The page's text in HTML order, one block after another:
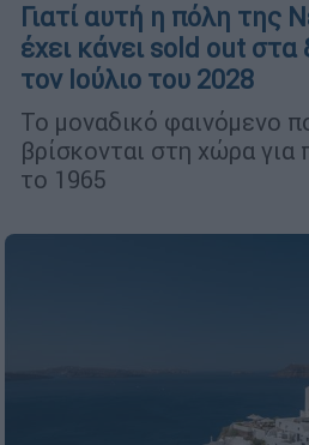
Γιατί αυτή η πόλη της
έχει κάνει sold out στα
τον Ιούλιο του 2028
Το μοναδικό φαινόμενο
βρίσκονται στη χώρα
το 1965